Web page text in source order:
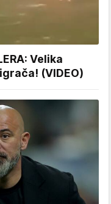
Velika
(VIDEO)